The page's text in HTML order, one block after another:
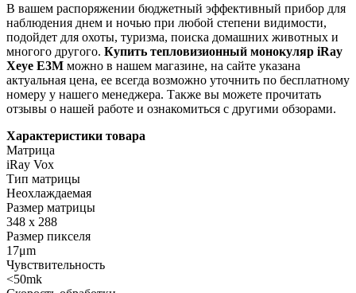
В вашем распоряжении бюджетный эффективный прибор для
наблюдения днем и ночью при любой степени видимости,
подойдет для охоты, туризма, поиска домашних животных и
многого другого. Купить тепловизионный монокуляр iRay
Xeye E3M можно в нашем магазине, на сайте указана
актуальная цена, ее всегда возможно уточнить по бесплатному
номеру у нашего менеджера. Также вы можете прочитать
отзывы о нашей работе и ознакомиться с другими обзорами.
Характеристики товара
Матрица
iRay Vox
Тип матрицы
Неохлаждаемая
Размер матрицы
348 x 288
Размер пикселя
17μm
Чувствительность
<50mk